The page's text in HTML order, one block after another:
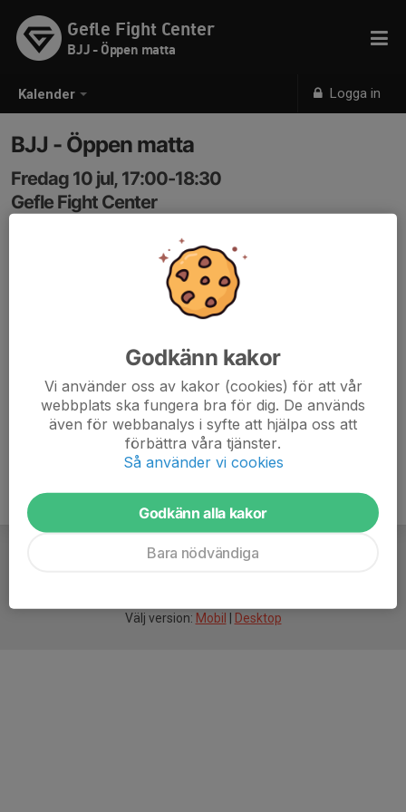
Kalender Logga in
Gefle Fight Center
BJJ - Öppen matta
BJJ - Öppen matta
Fredag 10 jul, 17:00-18:30
Gefle Fight Center
Lokalen är öppen så länge det finns ledare som stänger
/ tar ansvar för att stänga
Välj version: Mobil Desktop
Godkänn kakor
Vi använder oss av kakor (cookies) för att vår
webbplats ska fungera bra för dig. De används
även för webbanalys i syfte att hjälpa oss att
förbättra våra tjänster.
Så använder vi cookies
Godkänn alla kakor
Bara nödvändiga